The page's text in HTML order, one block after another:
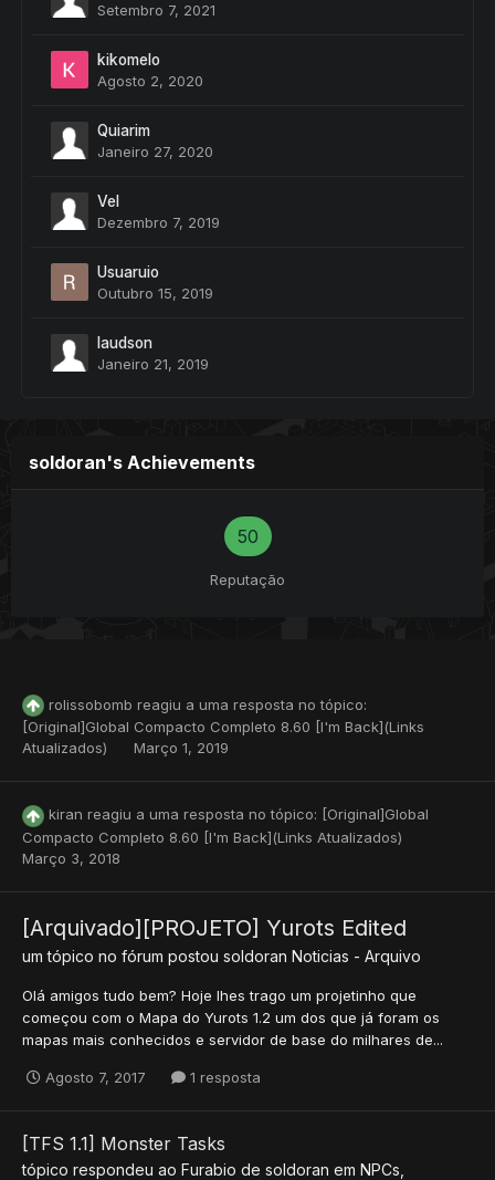
Setembro 7, 2021
kikomelo
Agosto 2, 2020
Quiarim
Janeiro 27, 2020
Vel
Dezembro 7, 2019
Usuaruio
Outubro 15, 2019
laudson
Janeiro 21, 2019
soldoran's Achievements
50
Reputação
rolissobomb reagiu a uma resposta no tópico:
[Original]Global Compacto Completo 8.60 [I'm Back](Links
Atualizados)
Março 1, 2019
kiran reagiu a uma resposta no tópico: [Original]Global
Compacto Completo 8.60 [I'm Back](Links Atualizados)
Março 3, 2018
[Arquivado][PROJETO] Yurots Edited
um tópico no fórum postou soldoran Noticias - Arquivo
Olá amigos tudo bem? Hoje lhes trago um projetinho que
começou com o Mapa do Yurots 1.2 um dos que já foram os
mapas mais conhecidos e servidor de base do milhares de...
Agosto 7, 2017 1 resposta
[TFS 1.1] Monster Tasks
tópico respondeu ao Furabio de soldoran em NPCs,